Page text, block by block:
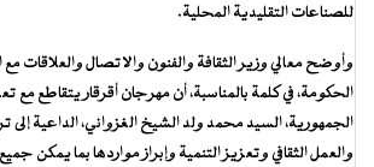
للصناعات التقليدية المحلية.
وأوضح معالي وزير الثقافة والفنون والاتصال والعلاقات مع
الحكومة، في كلمة بالمناسبة، أن مهرجان أقرقار يتقاطع
الجمهورية، السيد محمد ولد الشيخ الغزواني، الداعية إلى
والعمل الثقافي وتعزيز التنمية وإبراز مواردها بما يمكن